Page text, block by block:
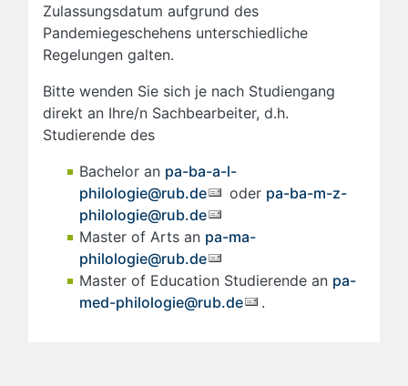
Zulassungsdatum aufgrund des
Pandemiegeschehens unterschiedliche
Regelungen galten.
Bitte wenden Sie sich je nach Studiengang
direkt an Ihre/n Sachbearbeiter, d.h.
Studierende des
Bachelor an pa-ba-a-l-
philologie@rub.de
oder pa-ba-m-z-
philologie@rub.de
Master of Arts an pa-ma-
philologie@rub.de
Master of Education Studierende an pa-
med-philologie@rub.de
.